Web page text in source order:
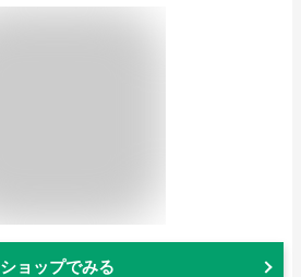
ショップでみる